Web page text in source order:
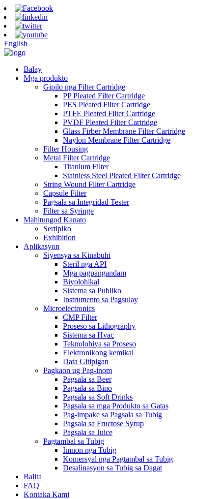
English
Balay
Mga produkto
Gipilo nga Filter Cartridge
PP Pleated Filter Cartridge
PES Pleated Filter Cartridge
PTFE Pleated Filter Cartridge
PVDF Pleated Filter Cartridge
Glass Firber Membrane Filter Cartridge
Naylon Membrane Filter Cartridge
Filter Housing
Metal Filter Cartridge
Titanium Filter
Stainless Steel Pleated Filter Cartridge
String Wound Filter Cartridge
Capsule Filter
Pagsala sa Integridad Tester
Filter sa Syringe
Mahitungod Kanato
Sertipiko
Exhibition
Aplikasyon
Siyensya sa Kinabuhi
Steril nga API
Mga pagpangandam
Biyolohikal
Sistema sa Publiko
Instrumento sa Pagsulay
Microelectronics
CMP Filter
Proseso sa Lithography
Sistema sa Hvac
Teknolohiya sa Proseso
Elektronikong kemikal
Data Gitipigan
Pagkaon ug Pag-inom
Pagsala sa Beer
Pagsala sa Bino
Pagsala sa Soft Drinks
Pagsala sa mga Produkto sa Gatas
Pag-impake sa Pagsala sa Tubig
Pagsala sa Fructose Syrup
Pagsala sa Juice
Pagtambal sa Tubig
Imnon nga Tubig
Komersyal nga Pagtambal sa Tubig
Desalinasyon sa Tubig sa Dagat
Balita
FAQ
Kontaka Kami